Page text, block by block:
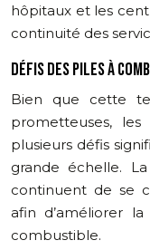
hôpitaux et les
continuité des
DÉFIS DES PILES À
Bien que cette
prometteuses,
plusieurs défis
grande échelle.
continuent de se
afin d’améliorer
combustible.